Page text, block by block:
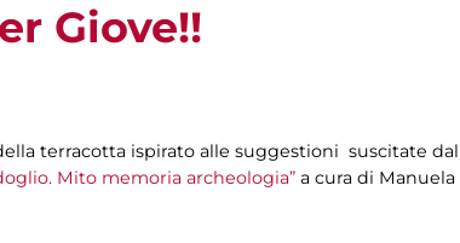
Giove!!
terracotta ispirato alle suggestioni suscitate
Mito memoria archeologia” a cura di